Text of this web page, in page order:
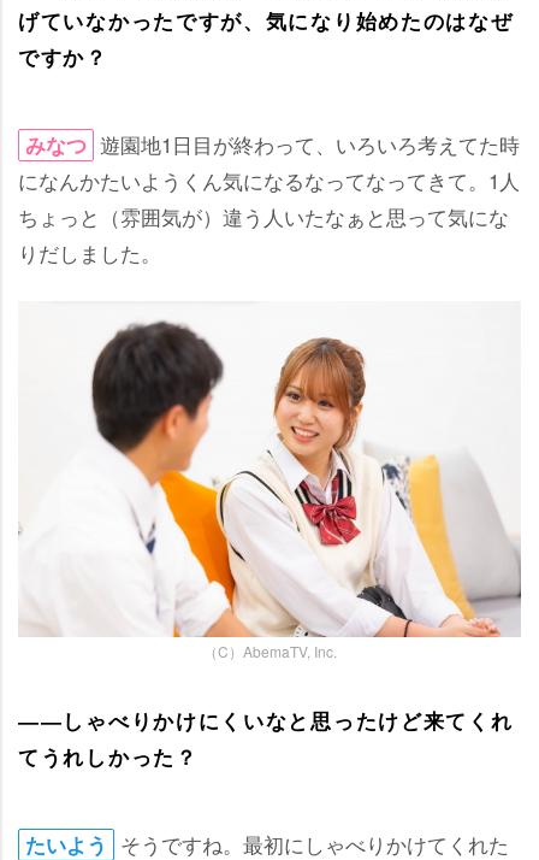
げていなかったですが、気になり始めたのはなぜ
ですか？
みなつ 遊園地1日目が終わって、いろいろ考えてた時
になんかたいようくん気になるなってなってきて。1人
ちょっと（雰囲気が）違う人いたなぁと思って気にな
りだしました。
（C）AbemaTV, Inc.
――しゃべりかけにくいなと思ったけど来てくれ
てうれしかった？
たいよう
そうですね。最初にしゃべりかけてくれた